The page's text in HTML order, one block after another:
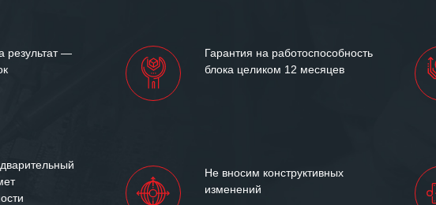
результат —
Гарантия на работоспособность
блока целиком 12 месяцев
Не вносим конструктивных
изменений